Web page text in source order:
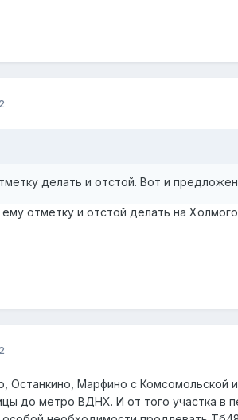
делать и отстой. Вот и
отметку и отстой делать на
Останкино, Марфино с
до метро ВДНХ. И от того участка в